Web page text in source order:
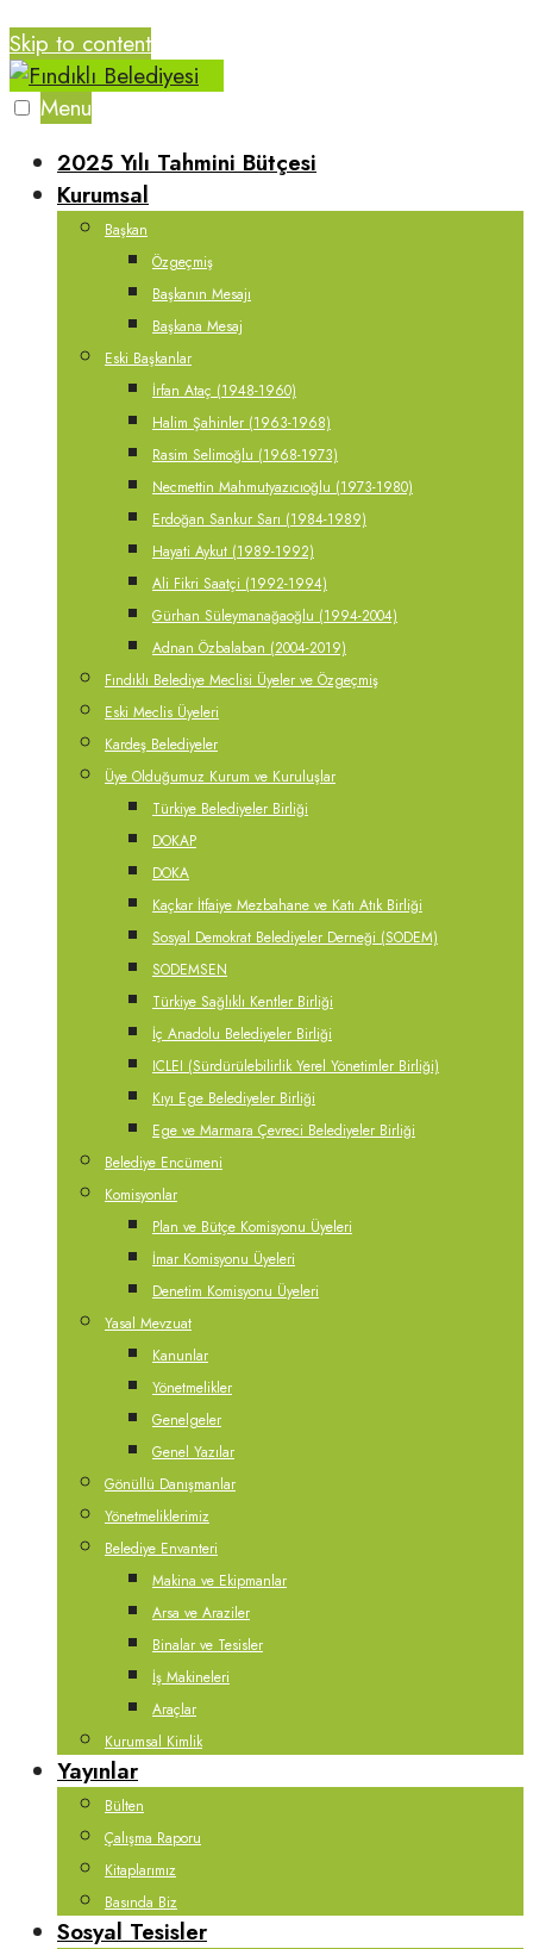
Skip to content
Menu
2025 Yılı Tahmini Bütçesi
Kurumsal
Başkan
Özgeçmiş
Başkanın Mesajı
Başkana Mesaj
Eski Başkanlar
İrfan Ataç (1948-1960)
Halim Şahinler (1963-1968)
Rasim Selimoğlu (1968-1973)
Necmettin Mahmutyazıcıoğlu (1973-1980)
Erdoğan Sankur Sarı (1984-1989)
Hayati Aykut (1989-1992)
Ali Fikri Saatçi (1992-1994)
Gürhan Süleymanağaoğlu (1994-2004)
Adnan Özbalaban (2004-2019)
Fındıklı Belediye Meclisi Üyeler ve Özgeçmiş
Eski Meclis Üyeleri
Kardeş Belediyeler
Üye Olduğumuz Kurum ve Kuruluşlar
Türkiye Belediyeler Birliği
DOKAP
DOKA
Kaçkar İtfaiye Mezbahane ve Katı Atık Birliği
Sosyal Demokrat Belediyeler Derneği (SODEM)
SODEMSEN
Türkiye Sağlıklı Kentler Birliği
İç Anadolu Belediyeler Birliği
ICLEI (Sürdürülebilirlik Yerel Yönetimler Birliği)
Kıyı Ege Belediyeler Birliği
Ege ve Marmara Çevreci Belediyeler Birliği
Belediye Encümeni
Komisyonlar
Plan ve Bütçe Komisyonu Üyeleri
İmar Komisyonu Üyeleri
Denetim Komisyonu Üyeleri
Yasal Mevzuat
Kanunlar
Yönetmelikler
Genelgeler
Genel Yazılar
Gönüllü Danışmanlar
Yönetmeliklerimiz
Belediye Envanteri
Makina ve Ekipmanlar
Arsa ve Araziler
Binalar ve Tesisler
İş Makineleri
Araçlar
Kurumsal Kimlik
Yayınlar
Bülten
Çalışma Raporu
Kitaplarımız
Basında Biz
Sosyal Tesisler